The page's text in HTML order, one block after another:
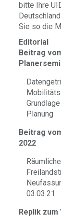
bitte Ihre
Sie so die
Editorial
Beitrag
Planung
Beitrag
2022
03.03.21
Replik